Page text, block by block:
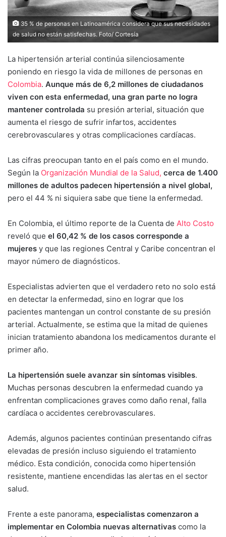
35 % de personas en Latinoamérica considera que sus necesidades
de salud no están satisfechas. Foto/ Cortesía
La hipertensión arterial continúa silenciosamente
poniendo en riesgo la vida de millones de personas en
Colombia. Aunque más de 6,2 millones de ciudadanos
viven con esta enfermedad, una gran parte no logra
mantener controlada su presión arterial, situación que
aumenta el riesgo de sufrir infartos, accidentes
cerebrovasculares y otras complicaciones cardíacas.
Las cifras preocupan tanto en el país como en el mundo.
Según la Organización Mundial de la Salud, cerca de 1.400
millones de adultos padecen hipertensión a nivel global,
pero el 44 % ni siquiera sabe que tiene la enfermedad.
En Colombia, el último reporte de la Cuenta de Alto Costo
reveló que el 60,42 % de los casos corresponde a
mujeres y que las regiones Central y Caribe concentran el
mayor número de diagnósticos.
Especialistas advierten que el verdadero reto no solo está
en detectar la enfermedad, sino en lograr que los
pacientes mantengan un control constante de su presión
arterial. Actualmente, se estima que la mitad de quienes
inician tratamiento abandona los medicamentos durante el
primer año.
La hipertensión suele avanzar sin síntomas visibles.
Muchas personas descubren la enfermedad cuando ya
enfrentan complicaciones graves como daño renal, falla
cardíaca o accidentes cerebrovasculares.
Además, algunos pacientes continúan presentando cifras
elevadas de presión incluso siguiendo el tratamiento
médico. Esta condición, conocida como hipertensión
resistente, mantiene encendidas las alertas en el sector
salud.
Frente a este panorama, especialistas comenzaron a
implementar en Colombia nuevas alternativas como la